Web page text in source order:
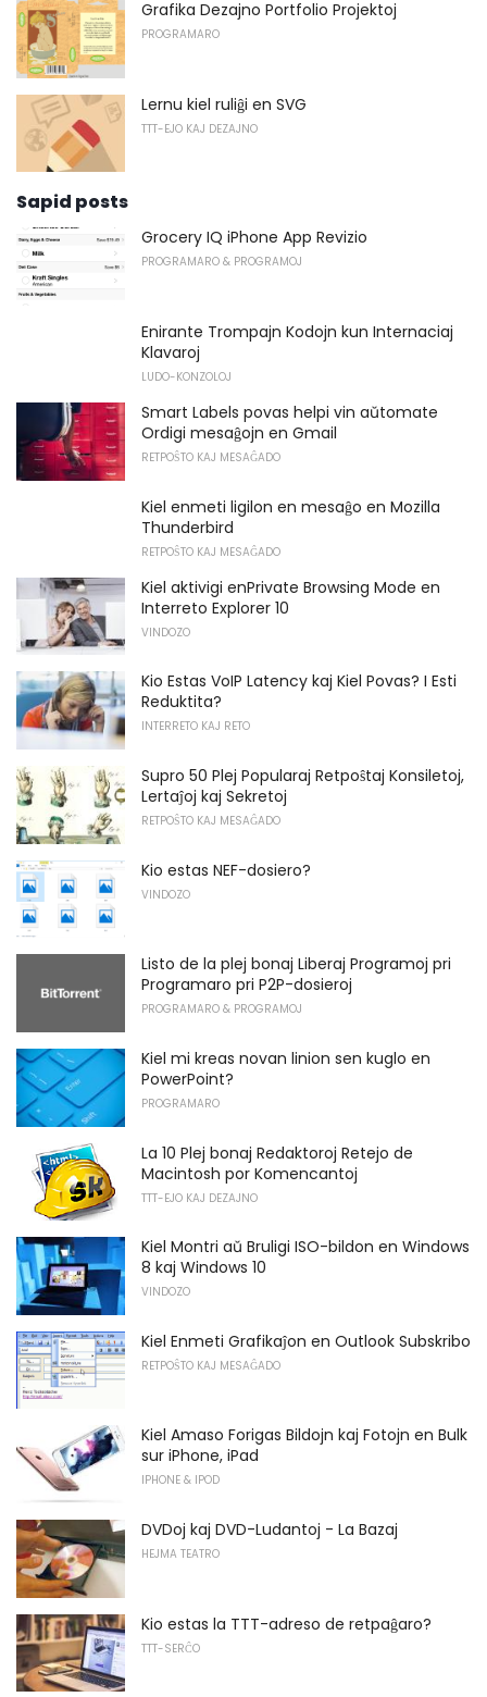
Grafika Dezajno Portfolio Projektoj
PROGRAMARO
Lernu kiel ruliĝi en SVG
TTT-EJO KAJ DEZAJNO
Sapid posts
Grocery IQ iPhone App Revizio
PROGRAMARO & PROGRAMOJ
Enirante Trompajn Kodojn kun Internaciaj
Klavaroj
LUDO-KONZOLOJ
Smart Labels povas helpi vin aŭtomate
Ordigi mesaĝojn en Gmail
RETPOŜTO KAJ MESAĜADO
Kiel enmeti ligilon en mesaĝo en Mozilla
Thunderbird
RETPOŜTO KAJ MESAĜADO
Kiel aktivigi enPrivate Browsing Mode en
Interreto Explorer 10
VINDOZO
Kio Estas VoIP Latency kaj Kiel Povas? I Esti
Reduktita?
INTERRETO KAJ RETO
Supro 50 Plej Popularaj Retpoŝtaj Konsiletoj,
Lertaĵoj kaj Sekretoj
RETPOŜTO KAJ MESAĜADO
Kio estas NEF-dosiero?
VINDOZO
Listo de la plej bonaj Liberaj Programoj pri
Programaro pri P2P-dosieroj
PROGRAMARO & PROGRAMOJ
Kiel mi kreas novan linion sen kuglo en
PowerPoint?
PROGRAMARO
La 10 Plej bonaj Redaktoroj Retejo de
Macintosh por Komencantoj
TTT-EJO KAJ DEZAJNO
Kiel Montri aŭ Bruligi ISO-bildon en Windows
8 kaj Windows 10
VINDOZO
Kiel Enmeti Grafikaĵon en Outlook Subskribo
RETPOŜTO KAJ MESAĜADO
Kiel Amaso Forigas Bildojn kaj Fotojn en Bulk
sur iPhone, iPad
IPHONE & IPOD
DVDoj kaj DVD-Ludantoj - La Bazaj
HEJMA TEATRO
Kio estas la TTT-adreso de retpaĝaro?
TTT-SERĈO